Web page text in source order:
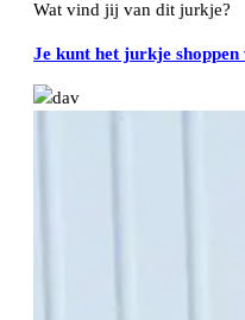
Wat vind jij van dit jurkje?
Je kunt het jurkje shoppen